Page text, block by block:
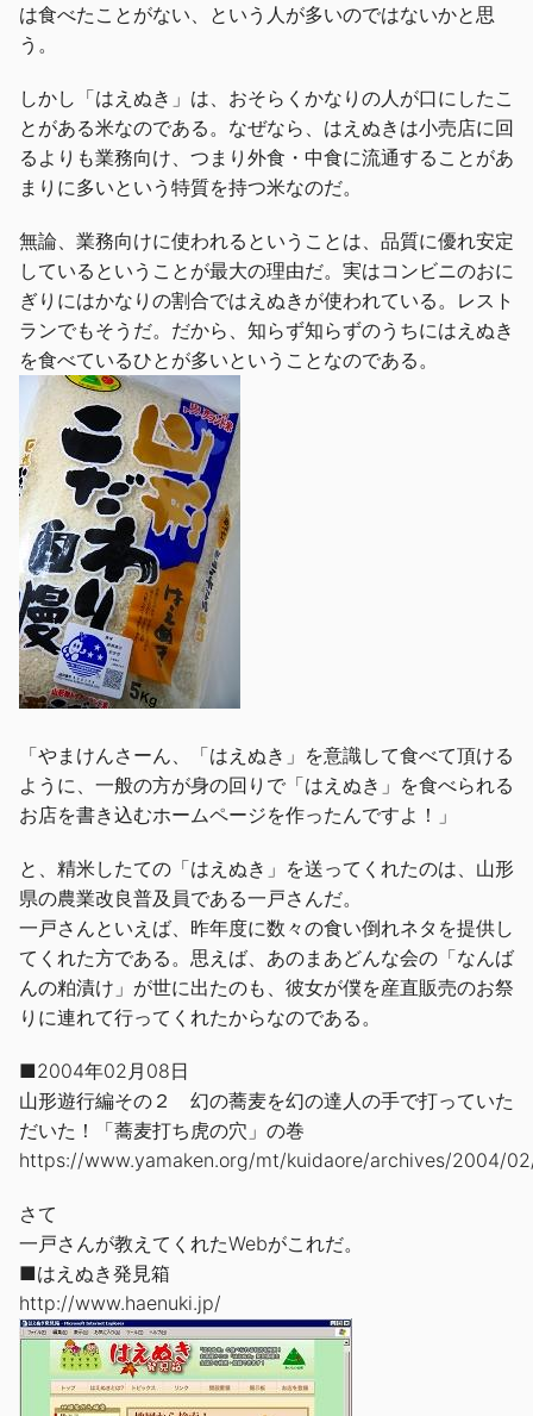
は食べたことがない、という人が多いのではないかと思
う。
しかし「はえぬき」は、おそらくかなりの人が口にしたこ
とがある米なのである。なぜなら、はえぬきは小売店に回
るよりも業務向け、つまり外食・中食に流通することがあ
まりに多いという特質を持つ米なのだ。
無論、業務向けに使われるということは、品質に優れ安定
しているということが最大の理由だ。実はコンビニのおに
ぎりにはかなりの割合ではえぬきが使われている。レスト
ランでもそうだ。だから、知らず知らずのうちにはえぬき
を食べているひとが多いということなのである。
「やまけんさーん、「はえぬき」を意識して食べて頂ける
ように、一般の方が身の回りで「はえぬき」を食べられる
お店を書き込むホームページを作ったんですよ！」
と、精米したての「はえぬき」を送ってくれたのは、山形
県の農業改良普及員である一戸さんだ。
一戸さんといえば、昨年度に数々の食い倒れネタを提供し
てくれた方である。思えば、あのまあどんな会の「なんば
んの粕漬け」が世に出たのも、彼女が僕を産直販売のお祭
りに連れて行ってくれたからなのである。
■2004年02月08日
山形遊行編その２ 幻の蕎麦を幻の達人の手で打っていた
だいた！「蕎麦打ち虎の穴」の巻
https://www.yamaken.org/mt/kuidaore/archives/2004/
さて
一戸さんが教えてくれたWebがこれだ。
■はえぬき発見箱
http://www.haenuki.jp/